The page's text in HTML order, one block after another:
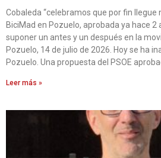
Cobaleda “celebramos que por fin llegue
BiciMad en Pozuelo, aprobada ya hace 2
suponer un antes y un después en la
Pozuelo, 14 de julio de 2026. Hoy se ha
Pozuelo. Una propuesta del PSOE
Leer más »